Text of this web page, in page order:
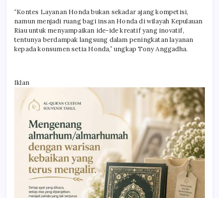
“Kontes Layanan Honda bukan sekadar ajang kompetisi,
namun menjadi ruang bagi insan Honda di wilayah Kepulauan
Riau untuk menyampaikan ide-ide kreatif yang inovatif,
tentunya berdampak langsung dalam peningkatan layanan
kepada konsumen setia Honda,” ungkap Tony Anggadha.
Iklan